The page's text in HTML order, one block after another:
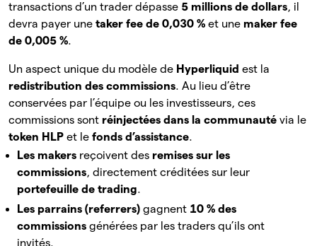
transactions d’un trader dépasse 5 millions de dollars, il
devra payer une taker fee de 0,030 % et une maker fee
de 0,005 %.
Un aspect unique du modèle de Hyperliquid est la
redistribution des commissions. Au lieu d’être
conservées par l’équipe ou les investisseurs, ces
commissions sont réinjectées dans la communauté via le
token HLP et le fonds d’assistance.
Les makers reçoivent des remises sur les
commissions, directement créditées sur leur
portefeuille de trading.
Les parrains (referrers) gagnent 10 % des
commissions générées par les traders qu’ils ont
invités.